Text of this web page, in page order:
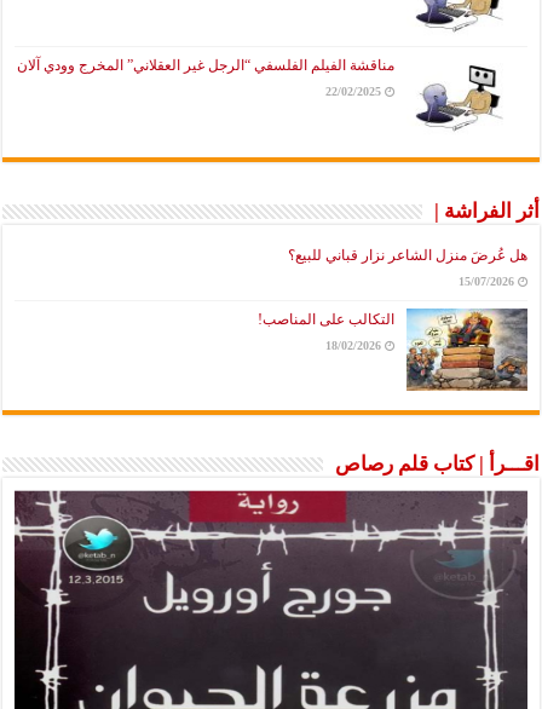
مناقشة الفيلم الفلسفي “الرجل غير العقلاني” المخرج وودي آلان
22/02/2025
أثر الفراشة |
هل عُرضَ منزل الشاعر نزار قباني للبيع؟
15/07/2026
التكالب على المناصب!
18/02/2026
اقـــرأ | كتاب قلم رصاص